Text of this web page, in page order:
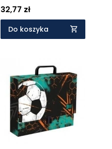
32,77 zł
Do koszyka